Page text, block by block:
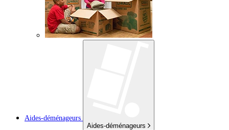
Aides-déménageurs
Aides-déménageurs